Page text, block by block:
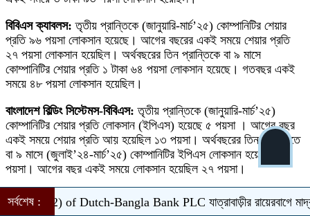
সর্বশেষ :
2) of Dutch-Bangla Bank PLCযাত্রাবাড়ীর রায়েরবাগে মাদ্রাসা
বিবিএস ক্যাবলস: তৃতীয় প্রান্তিকে (জানুয়ারি-মার্চ’২৫) কোম্পানিটির শেয়ার
প্রতি ৯৬ পয়সা লোকসান হয়েছে। আগের বছরের একই সময়ে শেয়ার প্রতি
২৭ পয়সা লোকসান হয়েছিল। অর্থবছরের তিন প্রান্তিকে বা ৯ মাসে
কোম্পানিটির শেয়ার প্রতি ১ টাকা ৬৪ পয়সা লোকসান হয়েছে। গতবছর একই
সময়ে ৪৮ পয়সা লোকসান হয়েছিল।
বাংলাদেশ বিল্ডিং সিস্টেমস-বিবিএস: তৃতীয় প্রান্তিকে (জানুয়ারি-মার্চ’২৫)
কোম্পানিটির শেয়ার প্রতি লোকসান (ইপিএস) হয়েছে ৫ পয়সা । আগের বছর
একই সময়ে শেয়ার প্রতি আয় হয়েছিল ১৩ পয়সা। অর্থবছরের তিন প্রান্তিতে
বা ৯ মাসে (জুলাই’২৪-মার্চ’২৫) কোম্পানিটির ইপিএস লোকসান হয়েছে ৪৯
পয়সা। আগের বছর একই সময়ে লোকসান হয়েছিল ২৭ পয়সা।
ইস্টার্ন ক্যাবল: তৃতীয় প্রান্তিকে (জানুয়ারি-মার্চ’২৫) কোম্পানিটির শেয়ার প্রতি
লোকসান হয়েছে ১ টাকা ৩১ পয়সা। আগের বছর একই সময়ে শেয়ার প্রতি